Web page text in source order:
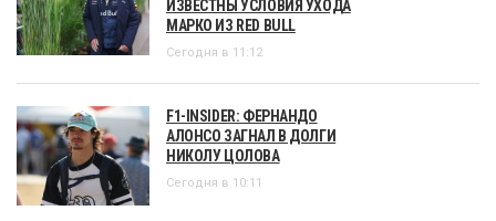
ИЗВЕСТНЫ УСЛОВИЯ УХОДА
МАРКО ИЗ RED BULL
Сегодня в 11:12
F1-INSIDER: ФЕРНАНДО
АЛОНСО ЗАГНАЛ В ДОЛГИ
НИКОЛУ ЦОЛОВА
Сегодня в 10:11